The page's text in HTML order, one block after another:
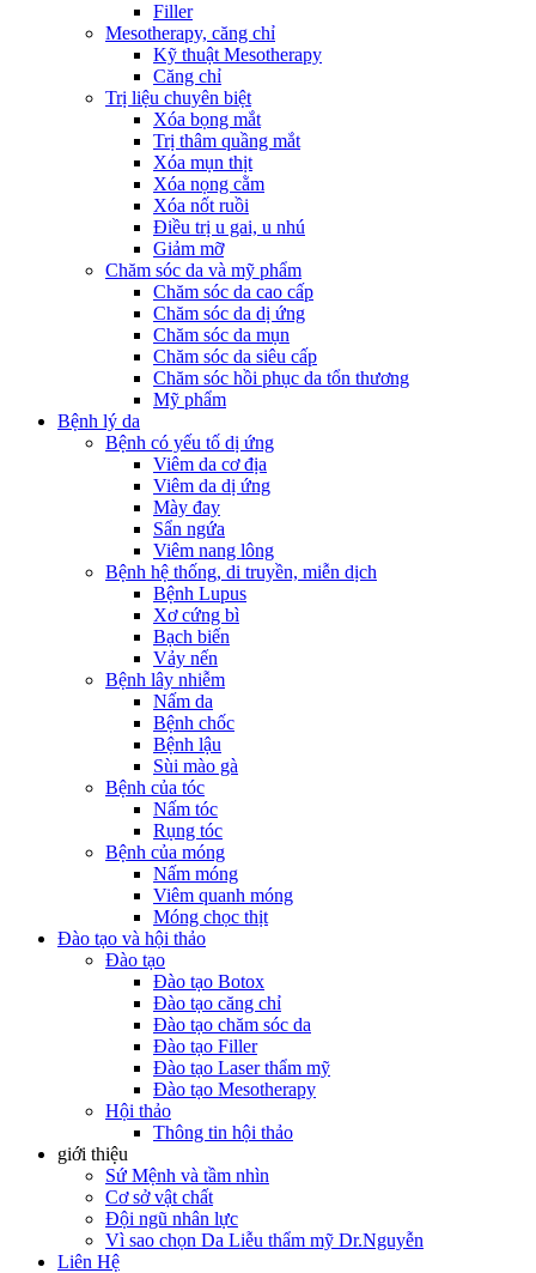
Filler
Mesotherapy, căng chỉ
Kỹ thuật Mesotherapy
Căng chỉ
Trị liệu chuyên biệt
Xóa bọng mắt
Trị thâm quầng mắt
Xóa mụn thịt
Xóa nọng cằm
Xóa nốt ruồi
Điều trị u gai, u nhú
Giảm mỡ
Chăm sóc da và mỹ phẩm
Chăm sóc da cao cấp
Chăm sóc da dị ứng
Chăm sóc da mụn
Chăm sóc da siêu cấp
Chăm sóc hồi phục da tổn thương
Mỹ phẩm
Bệnh lý da
Bệnh có yếu tố dị ứng
Viêm da cơ địa
Viêm da dị ứng
Mày đay
Sẩn ngứa
Viêm nang lông
Bệnh hệ thống, di truyền, miễn dịch
Bệnh Lupus
Xơ cứng bì
Bạch biến
Vảy nến
Bệnh lây nhiễm
Nấm da
Bệnh chốc
Bệnh lậu
Sùi mào gà
Bệnh của tóc
Nấm tóc
Rụng tóc
Bệnh của móng
Nấm móng
Viêm quanh móng
Móng chọc thịt
Đào tạo và hội thảo
Đào tạo
Đào tạo Botox
Đào tạo căng chỉ
Đào tạo chăm sóc da
Đào tạo Filler
Đào tạo Laser thẩm mỹ
Đào tạo Mesotherapy
Hội thảo
Thông tin hội thảo
giới thiệu
Sứ Mệnh và tầm nhìn
Cơ sở vật chất
Đội ngũ nhân lực
Vì sao chọn Da Liễu thẩm mỹ Dr.Nguyễn
Liên Hệ